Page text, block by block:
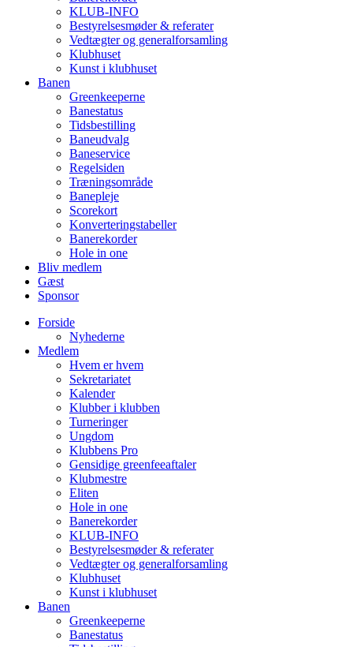
KLUB-INFO
Bestyrelsesmøder & referater
Vedtægter og generalforsamling
Klubhuset
Kunst i klubhuset
Banen
Greenkeeperne
Banestatus
Tidsbestilling
Baneudvalg
Baneservice
Regelsiden
Træningsområde
Banepleje
Scorekort
Konverteringstabeller
Banerekorder
Hole in one
Bliv medlem
Gæst
Sponsor
Forside
Nyhederne
Medlem
Hvem er hvem
Sekretariatet
Kalender
Klubber i klubben
Turneringer
Ungdom
Klubbens Pro
Gensidige greenfeeaftaler
Klubmestre
Eliten
Hole in one
Banerekorder
KLUB-INFO
Bestyrelsesmøder & referater
Vedtægter og generalforsamling
Klubhuset
Kunst i klubhuset
Banen
Greenkeeperne
Banestatus